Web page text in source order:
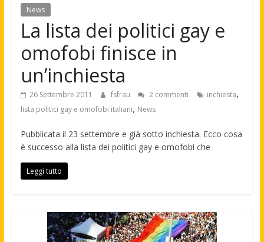
News
La lista dei politici gay e
omofobi finisce in
un’inchiesta
26 Settembre 2011 fsfrau 2 commenti inchiesta,
lista politici gay e omofobi italiani, News
Pubblicata il 23 settembre e già sotto inchiesta. Ecco cosa
è successo alla lista dei politici gay e omofobi che
Leggi tutto